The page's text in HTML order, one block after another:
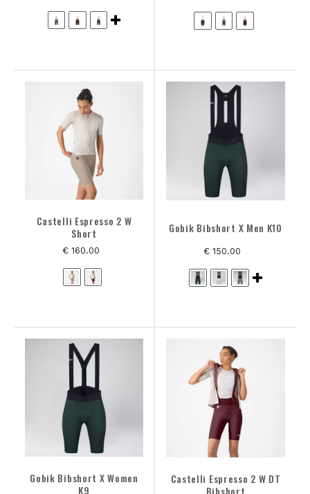
Castelli Espresso 2 W
Short
€ 160.00
Gobik Bibshort X Men K10
€ 150.00
Gobik Bibshort X Women
K9
Castelli Espresso 2 W DT
Bibshort